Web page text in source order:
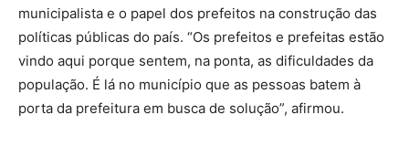
municipalista e o papel dos prefeitos na construção das
políticas públicas do país. “Os prefeitos e prefeitas estão
vindo aqui porque sentem, na ponta, as dificuldades da
população. É lá no município que as pessoas batem à
porta da prefeitura em busca de solução”, afirmou.